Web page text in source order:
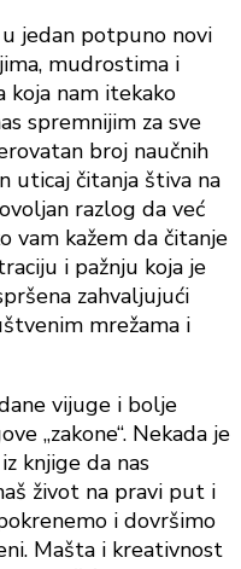
jedan potpuno novi
mudrostima i
koja nam itekako
spremnijim za sve
broj naučnih
uticaj čitanja štiva na
razlog da već
vam kažem da čitanje
i pažnju koja je
zahvaljujući
mrežama i
vijuge i bolje
„zakone“. Nekada je
knjige da nas
život na pravi put i
i dovršimo
Mašta i kreativnost